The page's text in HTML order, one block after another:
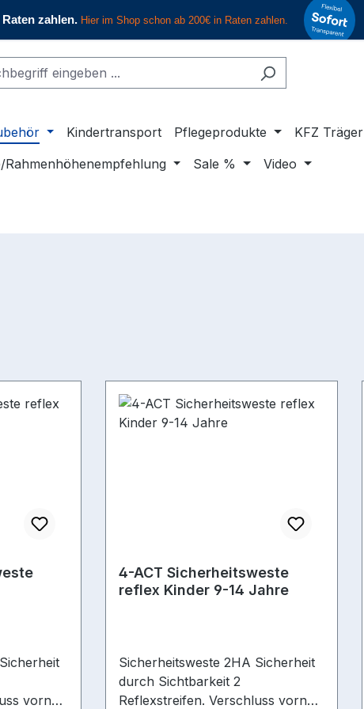
Kindertransport Pflegeprodukte KFZ Träger
Rahmenhöhenempfehlung Sale % Video
vorne
4-ACT Sicherheitsweste
reflex Kinder 9-14 Jahre
Sicherheitsweste 2HA Sicherheit
durch Sichtbarkeit 2
Reflexstreifen. Verschluss vorne